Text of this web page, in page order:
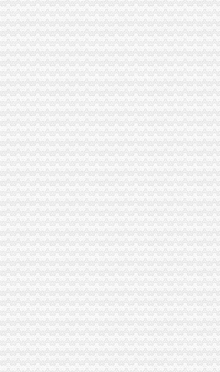
南岸区企业产品标准实现网上办理-重庆市南岸区人民
南岸区求职招聘办事流程图-重庆市南岸区人民
【2016年重庆公司注册的流程有哪些？】-南岸南坪易登网
南岸区代办营业执照的流程-重庆商业街-重庆购物狂
南岸区小微、困难行业企业社保减负新申报企业办理流程及资料_通知
公司注册程序说明_重庆南岸区会计代帐_新浪博客
南岸区企业产品标准实现网上办理-重庆市南岸区人民
【重庆公司注册流程及地址怎么处理】价格,厂家,公司注册服务-搜
重庆南岸区办理房款证的流程-免费法律咨询-华律网
南岸区办理代办增资的流程_第1页_重庆焦点_媒体_西祠胡同
公司注册流程,南岸公司注册,重庆江北助工商咨询_志趣网
南岸区股权变更工商办理流程_志趣网
南岸区准生证办理所需资料及流程（来自网友分享）-重庆妈妈帮-妈
南岸区自住房土地证办理流程是什么？要什么材料-房天下买房知识
南岸区代办新公司注册_志趣网
重庆公司社保办理流程第一文库网
南岸家车摆车办理流程
南岸区ISO9001质量管理体系认证办理流程
南岸：政务环境成为文明城区创建的“窗口”---中国文明网
2017年重庆单位公积金办理流程-知识-宜人贷
（受理）（南岸区）中冈公司扩建工程办事结果-重庆市城乡建设委员会
重庆南岸区代办消防流程——携消消防知道_重庆代办过消防验收_新浪
【图】低电工电工种操作证办理报考流程2017重庆,南岸技能
我以前在重庆南岸区上班,公司帮我们买了保险,想转到现在上班的
南岸窗口单位,你有没有发现“三颗心”|权属|审批_凤凰资讯
重庆南岸：政务环境成为文明城区创建的“窗口”
南岸代办营业执照公司|营业执照代办-重庆益记财务_【会计服务】-久
重庆南岸区能办理铜梁人单位离职养老保险吗_精选律师解答—华律网
【北部新区工商代理,渝中区工商代办,南岸区工商注册资料和流程】
重庆市南岸区徽商有限公司_重庆徽商小贷
南岸区如何快速办理工商执照年检代办_第1页_重庆焦点_媒体_西祠胡同
页-重庆市民防办
四川工商营业执照办理流程找成都庆渝代办-感清版-大渝社区|
2014四季度、2015上半年重庆南岸区事业单位和面向贫困大学生招聘
（四晚酒店住宿+更多当地游任选）】办理流程_南岸商业圈重庆双飞
南岸区工商营业执照年检需要的材料【渝力工商】代办|聊天灌水-地宝网